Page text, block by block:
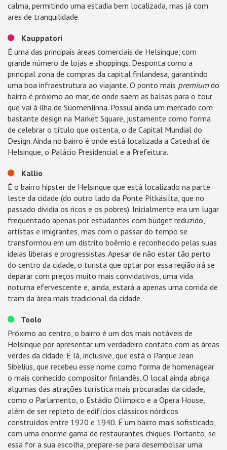
calma, permitindo uma estadia bem localizada, mas já com
ares de tranquilidade.
Kauppatori
É uma das principais áreas comerciais de Helsinque, com
grande número de lojas e shoppings. Desponta como a
principal zona de compras da capital finlandesa, garantindo
uma boa infraestrutura ao viajante. O ponto mais premiumdo
bairro é próximo ao mar, de onde saem as balsas para o tour
que vai à ilha de Suomenlinna. Possui ainda um mercado com
bastante design na Market Square, justamente como forma
de celebrar o título que ostenta, o de Capital Mundial do
Design. Ainda no bairro é onde está localizada a Catedral de
Helsinque, o Palácio Presidencial e a Prefeitura.
Kallio
É o bairro hipster de Helsinque que está localizado na parte
leste da cidade (do outro lado da Ponte Pitkäsilta, que no
passado dividia os ricos e os pobres). Inicialmente era um lugar
frequentado apenas por estudantes com budget reduzido,
artistas e imigrantes, mas com o passar do tempo se
transformou em um distrito boêmio e reconhecido pelas suas
ideias liberais e progressistas. Apesar de não estar tão perto
do centro da cidade, o turista que optar por essa região irá se
deparar com preços muito mais convidativos, uma vida
noturna efervescente e, ainda, estará a apenas uma corrida de
tram da área mais tradicional da cidade.
Toolo
Próximo ao centro, o bairro é um dos mais notáveis de
Helsinque por apresentar um verdadeiro contato com as áreas
verdes da cidade. É lá, inclusive, que está o Parque Jean
Sibelius, que recebeu esse nome como forma de homenagear
o mais conhecido compositor finlandês. O local ainda abriga
algumas das atrações turística mais procuradas da cidade,
como o Parlamento, o Estádio Olímpico e a Opera House,
além de ser repleto de edifícios clássicos nórdicos
construídos entre 1920 e 1940. É um bairro mais sofisticado,
com uma enorme gama de restaurantes chiques. Portanto, se
essa for a sua escolha, prepare-se para desembolsar uma